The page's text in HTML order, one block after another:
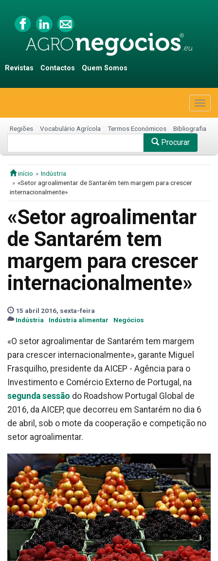
Revistas Contactos Quem Somos
Regiões Vocabulário Agrícola Termos Económicos Bibliografia
Procurar
início
Indústria
«Setor agroalimentar de Santarém tem margem para crescer
internacionalmente»
«Setor agroalimentar
de Santarém tem
margem para crescer
internacionalmente»
15 abril 2016, sexta-feira
Indústria
Indústria alimentar Negócios
«O setor agroalimentar de Santarém tem margem
para crescer internacionalmente», garante Miguel
Frasquilho, presidente da AICEP - Agência para o
Investimento e Comércio Externo de Portugal, na
segunda sessão do Roadshow Portugal Global de
2016, da AICEP, que decorreu em Santarém no dia 6
de abril, sob o mote da cooperação e competição no
setor agroalimentar.